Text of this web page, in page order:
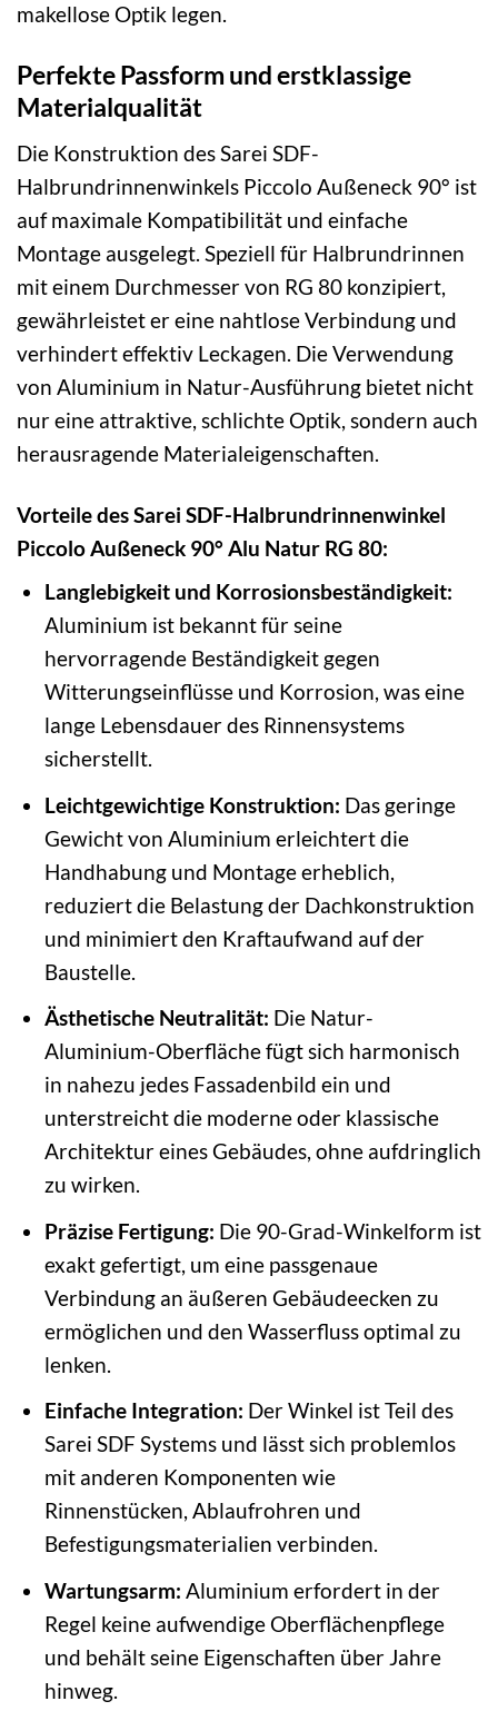
makellose Optik legen.
Perfekte Passform und erstklassige
Materialqualität
Die Konstruktion des Sarei SDF-
Halbrundrinnenwinkels Piccolo Außeneck 90° ist
auf maximale Kompatibilität und einfache
Montage ausgelegt. Speziell für Halbrundrinnen
mit einem Durchmesser von RG 80 konzipiert,
gewährleistet er eine nahtlose Verbindung und
verhindert effektiv Leckagen. Die Verwendung
von Aluminium in Natur-Ausführung bietet nicht
nur eine attraktive, schlichte Optik, sondern auch
herausragende Materialeigenschaften.
Vorteile des Sarei SDF-Halbrundrinnenwinkel
Piccolo Außeneck 90° Alu Natur RG 80:
Langlebigkeit und Korrosionsbeständigkeit:
Aluminium ist bekannt für seine
hervorragende Beständigkeit gegen
Witterungseinflüsse und Korrosion, was eine
lange Lebensdauer des Rinnensystems
sicherstellt.
Leichtgewichtige Konstruktion: Das geringe
Gewicht von Aluminium erleichtert die
Handhabung und Montage erheblich,
reduziert die Belastung der Dachkonstruktion
und minimiert den Kraftaufwand auf der
Baustelle.
Ästhetische Neutralität: Die Natur-
Aluminium-Oberfläche fügt sich harmonisch
in nahezu jedes Fassadenbild ein und
unterstreicht die moderne oder klassische
Architektur eines Gebäudes, ohne aufdringlich
zu wirken.
Präzise Fertigung: Die 90-Grad-Winkelform ist
exakt gefertigt, um eine passgenaue
Verbindung an äußeren Gebäudeecken zu
ermöglichen und den Wasserfluss optimal zu
lenken.
Einfache Integration: Der Winkel ist Teil des
Sarei SDF Systems und lässt sich problemlos
mit anderen Komponenten wie
Rinnenstücken, Ablaufrohren und
Befestigungsmaterialien verbinden.
Wartungsarm: Aluminium erfordert in der
Regel keine aufwendige Oberflächenpflege
und behält seine Eigenschaften über Jahre
hinweg.